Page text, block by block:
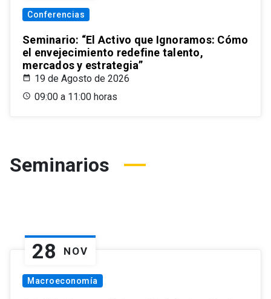
Conferencias
Seminario: “El Activo que Ignoramos: Cómo
el envejecimiento redefine talento,
mercados y estrategia”
19 de Agosto de 2026
09:00 a 11:00 horas
Seminarios
28 NOV
Macroeconomía